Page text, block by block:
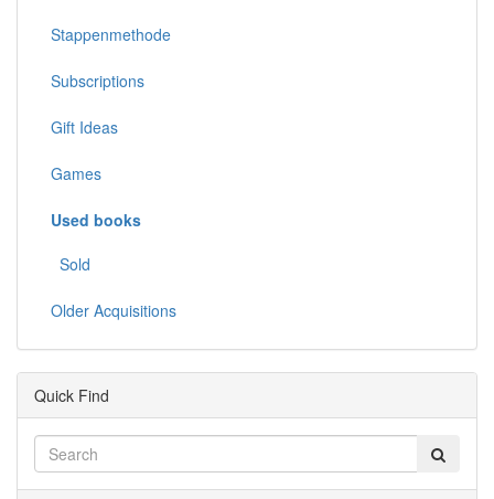
Stappenmethode
Subscriptions
Gift Ideas
Games
Used books
Sold
Older Acquisitions
Quick Find